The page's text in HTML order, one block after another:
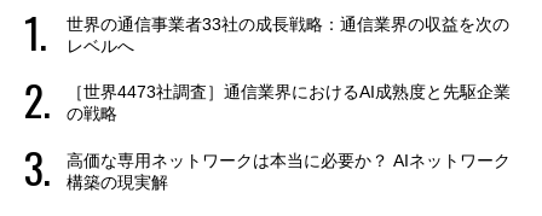
世界の通信事業者33社の成長戦略：通信業界の収益を次の
レベルへ
［世界4473社調査］通信業界におけるAI成熟度と先駆企業
の戦略
高価な専用ネットワークは本当に必要か？ AIネットワーク
構築の現実解